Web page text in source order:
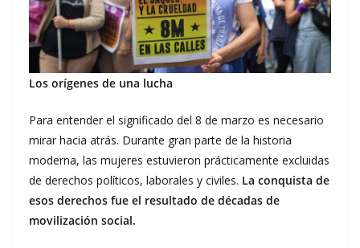
Los orígenes de una lucha
Para entender el significado del 8 de marzo es necesario
mirar hacia atrás. Durante gran parte de la historia
moderna, las mujeres estuvieron prácticamente excluidas
de derechos políticos, laborales y civiles. La conquista de
esos derechos fue el resultado de décadas de
movilización social.